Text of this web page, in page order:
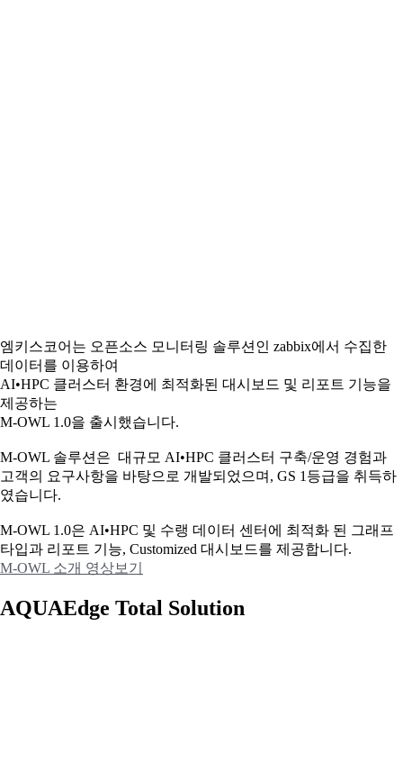
엠키스코어는 오픈소스 모니터링 솔루션인 zabbix에서 수집한
데이터를 이용하여
AI•HPC 클러스터 환경에 최적화된 대시보드 및 리포트 기능을
제공하는
M-OWL 1.0을 출시했습니다.
M-OWL 솔루션은 대규모 AI•HPC 클러스터 구축/운영 경험과
고객의 요구사항을 바탕으로 개발되었으며, GS 1등급을 취득하
였습니다.
M-OWL 1.0은 AI•HPC 및 수랭 데이터 센터에 최적화 된 그래프
타입과 리포트 기능, Customized 대시보드를 제공합니다.
M-OWL 소개 영상보기
AQUAEdge Total Solution